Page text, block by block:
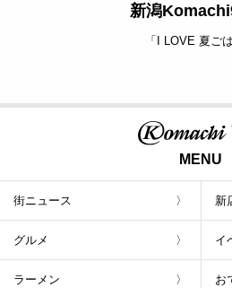
新潟
「I LOVE 夏ご
MENU
街ニュース 新
グルメ イ
ラーメン お